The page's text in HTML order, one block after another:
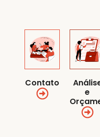
Contato
e